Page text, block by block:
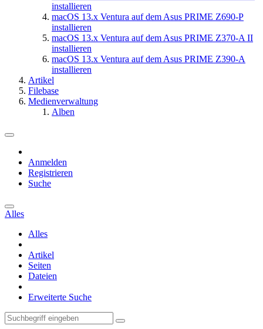
installieren
macOS 13.x Ventura auf dem Asus PRIME Z690-P
installieren
macOS 13.x Ventura auf dem Asus PRIME Z370-A II
installieren
macOS 13.x Ventura auf dem Asus PRIME Z390-A
installieren
Artikel
Filebase
Medienverwaltung
Alben
Anmelden
Registrieren
Suche
Alles
Alles
Artikel
Seiten
Dateien
Erweiterte Suche